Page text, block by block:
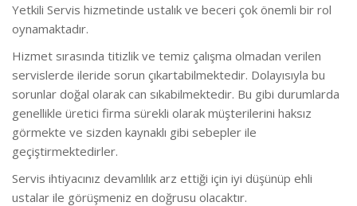
Yetkili Servis hizmetinde ustalık ve beceri çok önemli bir rol
oynamaktadır.
Hizmet sırasında titizlik ve temiz çalışma olmadan verilen
servislerde ileride sorun çıkartabilmektedir. Dolayısıyla bu
sorunlar doğal olarak can sıkabilmektedir. Bu gibi durumlarda
genellikle üretici firma sürekli olarak müşterilerini haksız
görmekte ve sizden kaynaklı gibi sebepler ile
geçiştirmektedirler.
Servis ihtiyacınız devamlılık arz ettiği için iyi düşünüp ehli
ustalar ile görüşmeniz en doğrusu olacaktır.